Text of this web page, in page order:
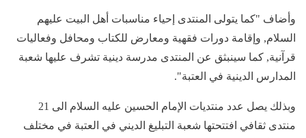
وأضاف "كما يتولى المنتدى إحياء مناسبات أهل البيت عليهم
السلام, وإقامة دورات فقهية ومعارض للكتاب ومحافل وفعاليات
قرآنية, كما سينبثق عن المنتدى مدرسة دينية تشرف عليها شعبة
المدارس الدينية في العتبة".
وبذلك يصل عدد منتديات الإمام الحسين عليه السلام الى 21
منتدى ثقافي افتتحتها شعبة التبليغ الديني في العتبة في مختلف